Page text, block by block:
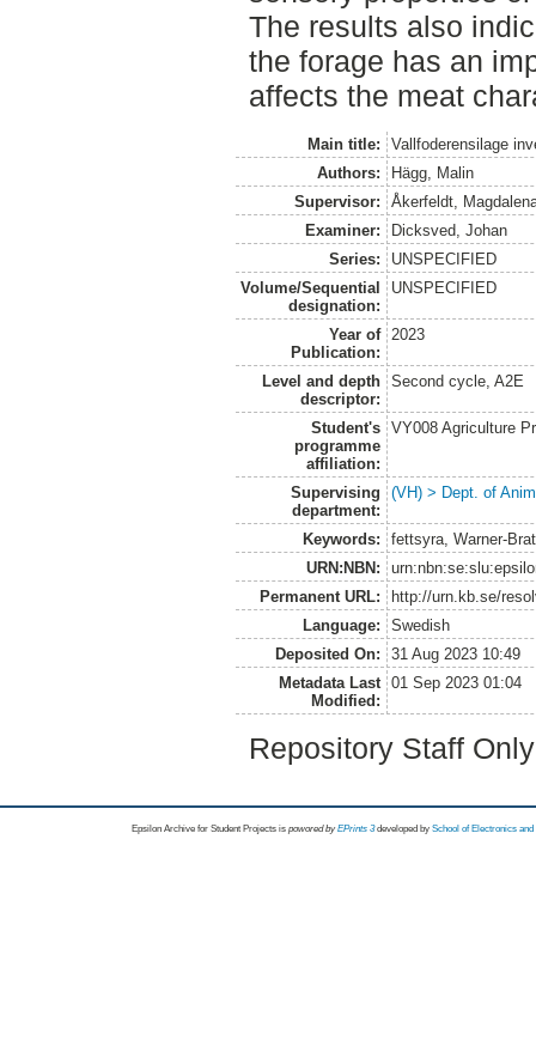
The results also
the forage has an
affects the meat
Main title:
Vallfoderensilage
Authors:
Hägg, Malin
Supervisor:
Åkerfeldt,
Examiner:
Dicksved, Johan
Series:
UNSPECIFIED
Volume/Sequential
designation:
UNSPECIFIED
Year of
Publication:
2023
Level and depth
descriptor:
Second cycle, A2E
Student's
programme
affiliation:
VY008 Agriculture
Supervising
department:
(VH) > Dept. of
Keywords:
fettsyra, Warner-
URN:NBN:
Permanent URL:
http://urn.kb.se/
Language:
Swedish
Deposited On:
31 Aug 2023 10:49
Metadata Last
Modified:
01 Sep 2023 01:04
Repository Staff
Epsilon Archive for Student Projects is powored byEPrints 3 developed by School of Electronics